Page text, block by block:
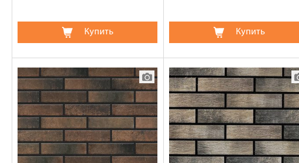
Купить Купить